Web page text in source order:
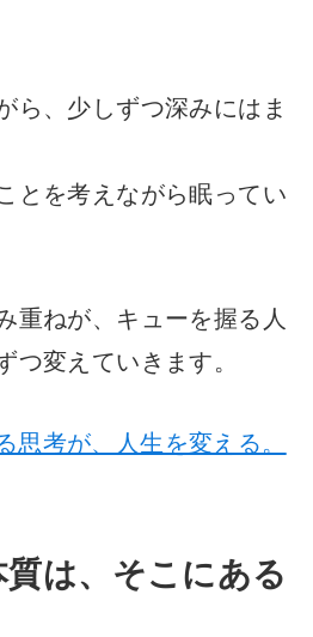
ら、少しずつ深みにはま
とを考えながら眠ってい
重ねが、キューを握る人
変えていきます。
思考が、人生を変える。
は、そこにある